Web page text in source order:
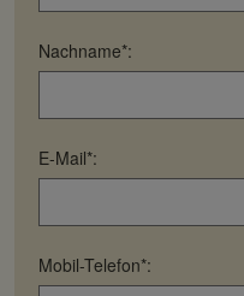
Nachname*:
E-Mail*:
Mobil-Telefon*: